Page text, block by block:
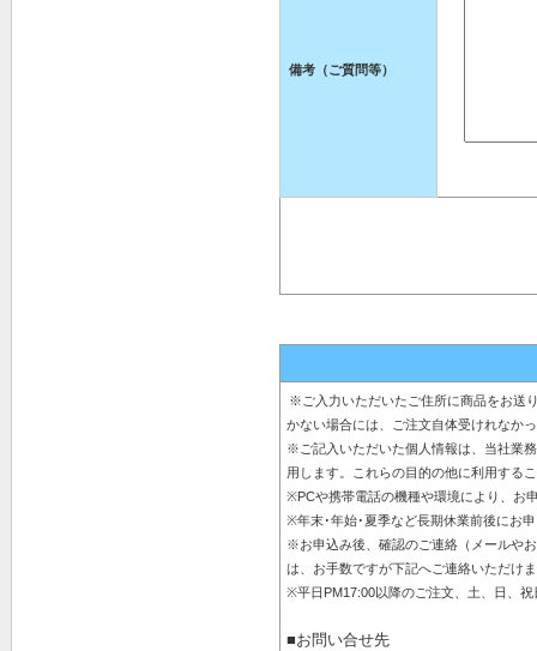
備考（ご質問等）
※ご入力いただいたご住所に商品をお送
かない場合には、ご注文自体受けれなか
※ご記入いただいた個人情報は、当社業
用します。これらの目的の他に利用する
※PCや携帯電話の機種や環境により、お
※年末･年始･夏季など長期休業前後にお
※お申込み後、確認のご連絡（メールや
は、お手数ですが下記へご連絡いただけ
※平日PM17:00以降のご注文、土、日、
■お問い合せ先